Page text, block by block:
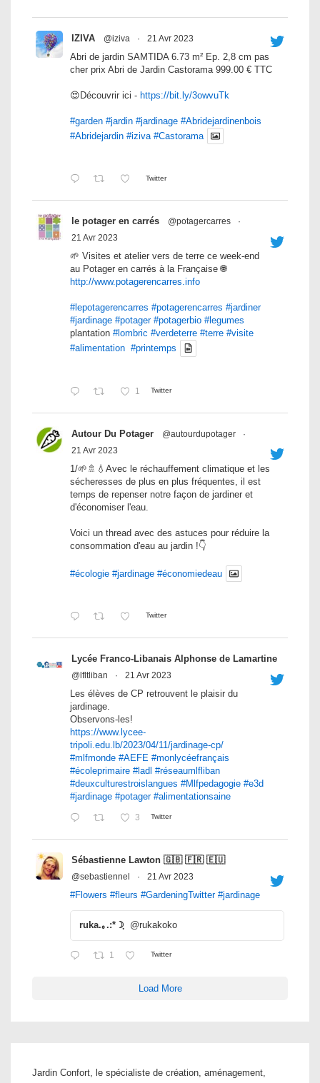
IZIVA @iziva · 21 Avr 2023
Abri de jardin SAMTIDA 6.73 m² Ep. 2,8 cm pas
cher prix Abri de Jardin Castorama 999.00 € TTC
😍Découvrir ici - https://bit.ly/3owvuTk
#garden #jardin #jardinage #Abridejardinenbois
#Abridejardin #iziva #Castorama
Twitter
le potager en carrés @potagercarres
·
21 Avr 2023
🌱 Visites et atelier vers de terre ce week-end
au Potager en carrés à la Française 🌐
http://www.potagerencarres.info
#lepotagerencarres #potagerencarres #jardiner
#jardinage #potager #potagerbio #legumes
plantation #lombric #verdeterre #terre #visite
#alimentation #printemps
1 Twitter
Autour Du Potager @autourdupotager
·
21 Avr 2023
1/🌱🚿💧Avec le réchauffement climatique et les
sécheresses de plus en plus fréquentes, il est
temps de repenser notre façon de jardiner et
d'économiser l'eau.
Voici un thread avec des astuces pour réduire la
consommation d'eau au jardin !👇
#écologie #jardinage #économiedeau
Twitter
Lycée Franco-Libanais Alphonse de Lamartine
@lfltliban · 21 Avr 2023
Les élèves de CP retrouvent le plaisir du
jardinage.
Observons-les!
https://www.lycee-
tripoli.edu.lb/2023/04/11/jardinage-cp/
#mlfmonde #AEFE #monlycéefrançais
#écoleprimaire #ladl #réseaumlfliban
#deuxculturestroislangues #Mlfpedagogie #e3d
#jardinage #potager #alimentationsaine
3 Twitter
Sébastienne Lawton 🇬🇧 🇫🇷 🇪🇺
@sebastiennel · 21 Avr 2023
#Flowers #fleurs #GardeningTwitter #jardinage
ruka.｡.:*☽ฺ @rukakoko
1 Twitter
Load More
Jardin Confort, le spécialiste de création, aménagement,